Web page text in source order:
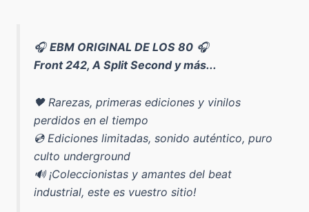
🎧EBM ORIGINAL DE LOS 80 🎧
Front 242, A Split Second y más...
🖤 Rarezas, primeras ediciones y vinilos
perdidos en el tiempo
💿 Ediciones limitadas, sonido auténtico, puro
culto underground
🔊 ¡Coleccionistas y amantes del beat
industrial, este es vuestro sitio!